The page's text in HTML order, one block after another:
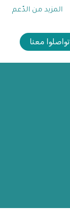
المزيد من الدّعم
تواصلوا معنا